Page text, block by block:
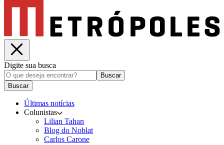
Digite sua busca
Buscar
Buscar
Últimas notícias
Colunistas
Lilian Tahan
Blog do Noblat
Carlos Carone